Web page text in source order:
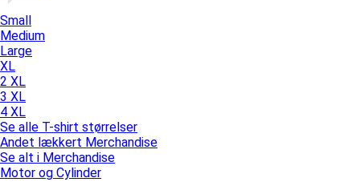
Small
Medium
Large
XL
2 XL
3 XL
4 XL
Se alle T-shirt størrelser
Andet lækkert Merchandise
Se alt i Merchandise
Motor og Cylinder